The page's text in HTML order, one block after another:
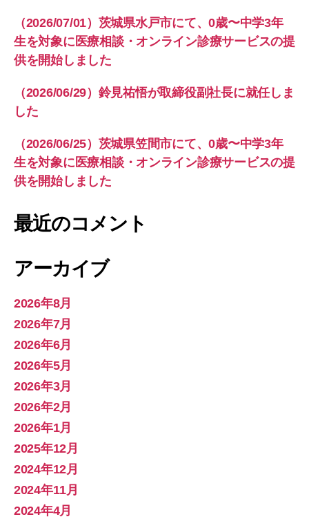
（2026/07/01）茨城県水戸市にて、0歳〜中学3年
生を対象に医療相談・オンライン診療サービスの提
供を開始しました
（2026/06/29）鈴見祐悟が取締役副社長に就任しま
した
（2026/06/25）茨城県笠間市にて、0歳〜中学3年
生を対象に医療相談・オンライン診療サービスの提
供を開始しました
最近のコメント
アーカイブ
2026年8月
2026年7月
2026年6月
2026年5月
2026年3月
2026年2月
2026年1月
2025年12月
2024年12月
2024年11月
2024年4月